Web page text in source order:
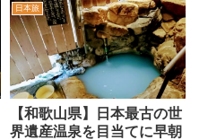
れる絶景スポットで、観光案内所
から目と鼻の先にある伊根浦公園
は駐車場が完備されていて、陸地
からでも舟屋の様子を眺める事が
出来るスポットだ。
日本旅
【和歌山県】日本最古の世
界遺産温泉を目当てに早朝